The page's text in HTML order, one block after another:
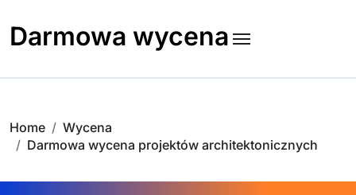
content
Darmowa wycena
Home
Wycena
Darmowa wycena projektów architektonicznych